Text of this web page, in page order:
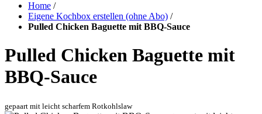
Home /
Eigene Kochbox erstellen (ohne Abo) /
Pulled Chicken Baguette mit BBQ-Sauce
Pulled Chicken Baguette mit
BBQ-Sauce
gepaart mit leicht scharfem Rotkohlslaw